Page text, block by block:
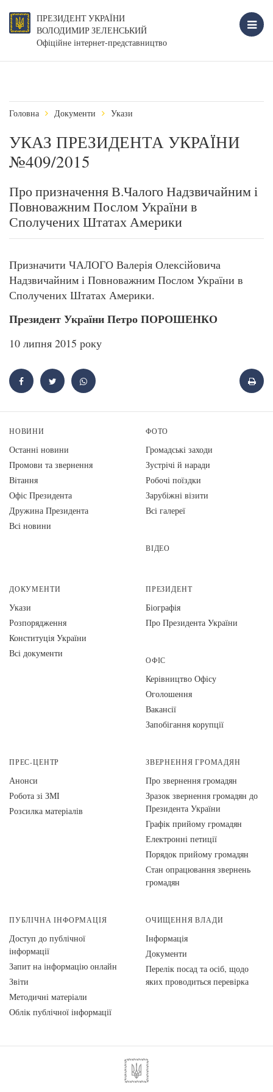
ПРЕЗИДЕНТ УКРАЇНИ
ВОЛОДИМИР ЗЕЛЕНСЬКИЙ
Офіційне інтернет-представництво
Головна Документи Укази
УКАЗ ПРЕЗИДЕНТА УКРАЇНИ
№409/2015
Про призначення В.Чалого Надзвичайним і
Повноважним Послом України в
Сполучених Штатах Америки
Призначити ЧАЛОГО Валерія Олексійовича
Надзвичайним і Повноважним Послом України в
Сполучених Штатах Америки.
Президент України Петро ПОРОШЕНКО
10 липня 2015 року
НОВИНИ
Останні новини
Промови та звернення
Вiтання
Офіс Президента
Дружина Президента
Всі новини
ФОТО
Громадські заходи
Зустрічі й наради
Робочі поїздки
Зарубіжні візити
Всі галереї
ВІДЕО
ДОКУМЕНТИ
Укази
Розпорядження
Конституція України
Всі документи
ПРЕЗИДЕНТ
Біографія
Про Президента України
ОФІС
Керівництво Офісу
Оголошення
Вакансії
Запобігання корупції
ПРЕС-ЦЕНТР
Анонси
Робота зі ЗМІ
Розсилка матеріалів
ЗВЕРНЕННЯ ГРОМАДЯН
Про звернення громадян
Зразок звернення громадян до
Президента України
Графік прийому громадян
Електронні петиції
Порядок прийому громадян
Стан опрацювання звернень
громадян
ПУБЛІЧНА ІНФОРМАЦІЯ
Доступ до публічної
інформації
Запит на інформацію онлайн
Звіти
Методичні матеріали
Облік публічної інформації
ОЧИЩЕННЯ ВЛАДИ
Інформація
Документи
Перелік посад та осіб, щодо
яких проводиться перевірка